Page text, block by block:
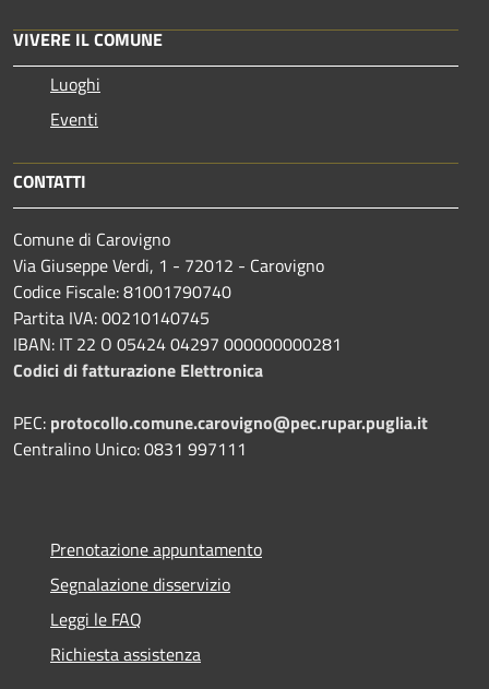
VIVERE IL COMUNE
Luoghi
Eventi
CONTATTI
Comune di Carovigno
Via Giuseppe Verdi, 1 - 72012 - Carovigno
Codice Fiscale: 81001790740
Partita IVA: 00210140745
IBAN: IT 22 O 05424 04297 000000000281
Codici di fatturazione Elettronica
PEC: protocollo.comune.carovigno@pec.rupar.puglia.it
Centralino Unico: 0831 997111
Prenotazione appuntamento
Segnalazione disservizio
Leggi le FAQ
Richiesta assistenza